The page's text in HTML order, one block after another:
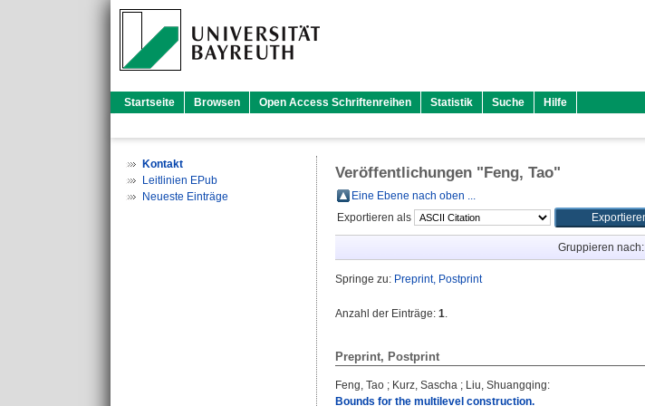
Startseite Browsen Open Access Schriftenreihen Statistik Suche Hilfe
Kontakt
Leitlinien EPub
Neueste Einträge
Veröffentlichungen "Feng, Tao"
Eine Ebene nach oben ...
Exportieren als
Gruppieren nach:
Springe zu: Preprint, Postprint
Anzahl der Einträge: 1.
Preprint, Postprint
Feng, Tao ; Kurz, Sascha ; Liu, Shuangqing:
Bounds for the multilevel construction.